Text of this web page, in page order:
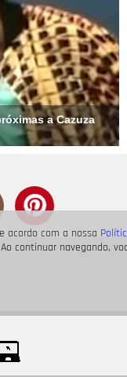
acordo com a nossa
continuar navegando,
a Cazuza